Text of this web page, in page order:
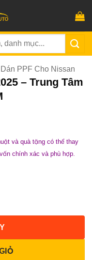
Dán PPF Cho Nissan
– Trung Tâm
và quà tặng có thể thay
chính xác và phù hợp.